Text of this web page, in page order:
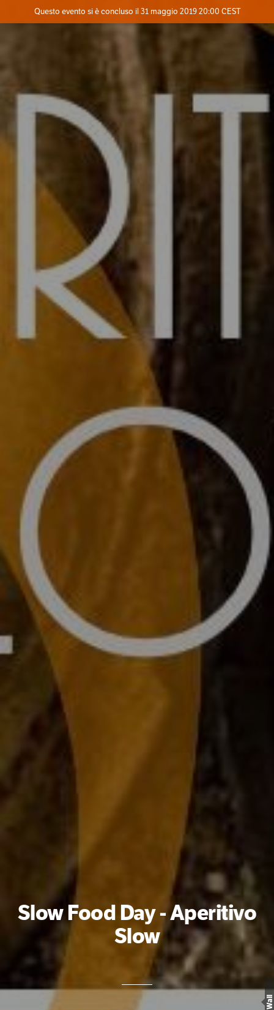
Dove
Questo evento si è concluso il 31 maggio 2019 20:00 CEST
Slow Food Day - Aperitivo
Slow
Wall